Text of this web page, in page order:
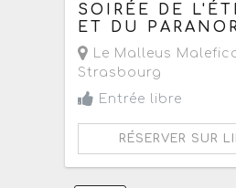
SOIRÉE DE
ET DU
Le Malleus
Strasbourg
Entrée libre
RÉSERVER SUR